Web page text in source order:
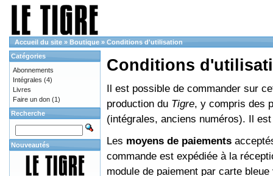
Accueil du site » Boutique » Conditions d'utilisation
Conditions
Il est possible de commander sur
production du Tigre, y compris des
(intégrales, anciens numéros). Il
Les moyens de paiements
commande est expédiée à la
module de paiement par carte
Catégories
Abonnements
Intégrales (4)
Livres
Faire un don (1)
Recherche
Nouveautés